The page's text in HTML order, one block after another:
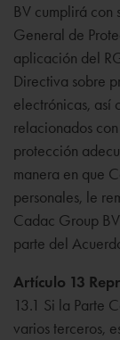
BV cumplirá con
General de
aplicación del
Directiva sobre
electrónicas, así
relacionados
protección
manera en que
personales, le
Cadac Group
parte del
Artículo 13
13.1 Si la Parte
varios terceros,